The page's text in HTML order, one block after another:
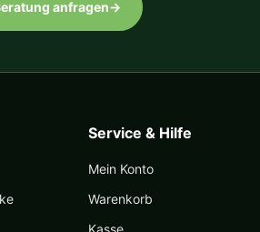
anfragen→
Service & Hilfe
Mein Konto
Warenkorb
Kasse